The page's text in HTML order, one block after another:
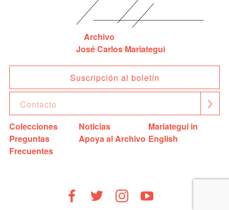
Archivo
José Carlos Mariategui
Suscripción al boletín
Colecciones
Preguntas
Frecuentes
Noticias
Apoya al Archivo
Mariategui in
English